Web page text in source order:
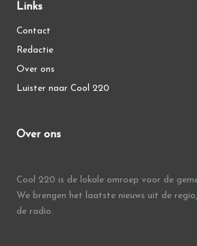
Links
Contact
Redactie
Over ons
Luister naar Cool 220
Over ons
Cool 220 is de lokale omroep voor de
We brengen het laatste nieuws uit de
de radio.